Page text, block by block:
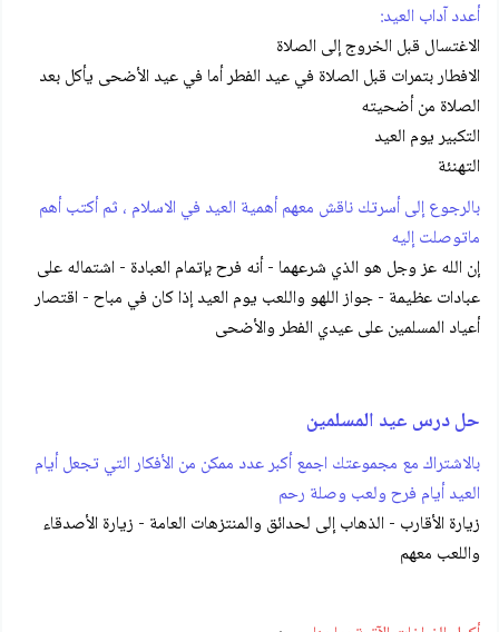
أعدد آداب العيد:
الاغتسال قبل الخروج إلى الصلاة
الافطار بتمرات قبل الصلاة في عيد الفطر أما في عيد الأضحى يأكل بعد
الصلاة من أضحيته
التكبير يوم العيد
التهنئة
بالرجوع إلى أسرتك ناقش معهم أهمية العيد في الاسلام ، ثم أكتب أهم
ماتوصلت إليه
إن الله عز وجل هو الذي شرعهما - أنه فرح بإتمام العبادة - اشتماله على
عبادات عظيمة - جواز اللهو واللعب يوم العيد إذا كان في مباح - اقتصار
أعياد المسلمين على عيدي الفطر والأضحى
حل درس عيد المسلمين
بالاشتراك مع مجموعتك اجمع أكبر عدد ممكن من الأفكار التي تجعل أيام
العيد أيام فرح ولعب وصلة رحم
زيارة الأقارب - الذهاب إلى لحدائق والمنتزهات العامة - زيارة الأصدقاء
واللعب معهم